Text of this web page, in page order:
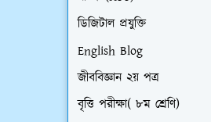
ডিজিটাল প্রযুক্তি
English Blog
জীববিজ্ঞান ২য় পত্র
বৃত্তি পরীক্ষা( ৮ম শ্রেণি)